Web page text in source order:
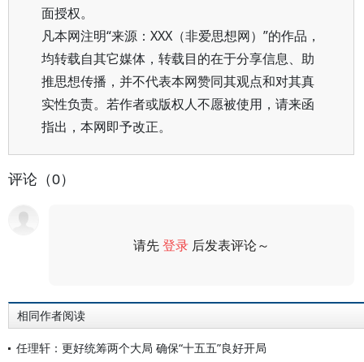
面授权。
凡本网注明“来源：XXX（非爱思想网）”的作品，
均转载自其它媒体，转载目的在于分享信息、助
推思想传播，并不代表本网赞同其观点和对其真
实性负责。若作者或版权人不愿被使用，请来函
指出，本网即予改正。
评论（0）
请先登录 后发表评论～
相同作者阅读
任理轩：更好统筹两个大局 确保“十五五”良好开局